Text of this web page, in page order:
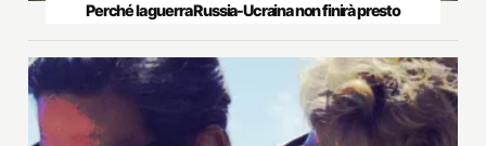
Perché la guerra Russia-Ucraina non finirà presto